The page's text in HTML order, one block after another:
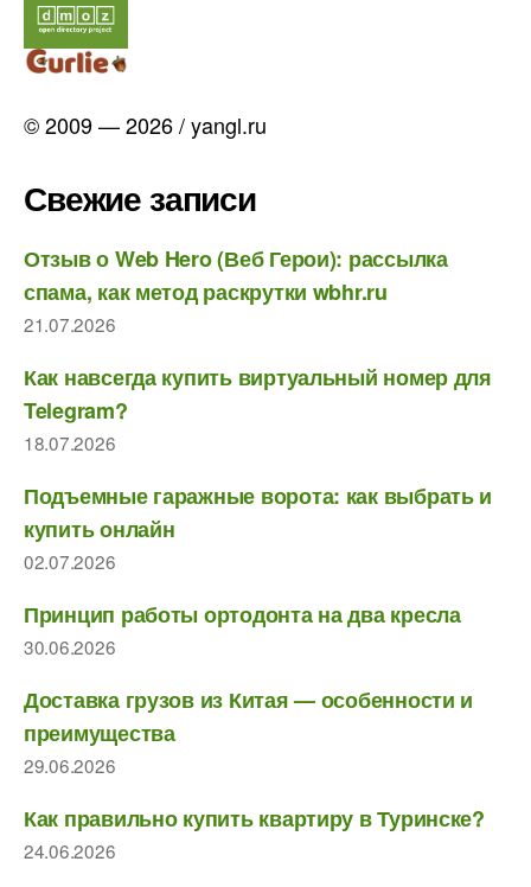
© 2009 — 2026 / yangl.ru
Свежие записи
Отзыв о Web Hero (Веб Герои): рассылка
спама, как метод раскрутки wbhr.ru
21.07.2026
Как навсегда купить виртуальный номер для
Telegram?
18.07.2026
Подъемные гаражные ворота: как выбрать и
купить онлайн
02.07.2026
Принцип работы ортодонта на два кресла
30.06.2026
Доставка грузов из Китая — особенности и
преимущества
29.06.2026
Как правильно купить квартиру в Туринске?
24.06.2026